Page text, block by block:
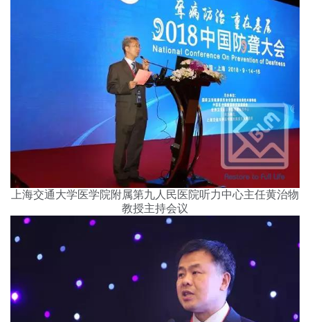
上海交通大学医学院附属第九人民医院听力中心主任黄治物
教授主持会议